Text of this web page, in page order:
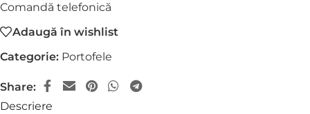
Comandă telefonică
Adaugă în wishlist
Categorie: Portofele
Share:
Descriere